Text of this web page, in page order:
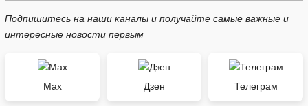
Подпишитесь на наши каналы и получайте самые важные и
интересные новости первым
Max Дзен Телеграм